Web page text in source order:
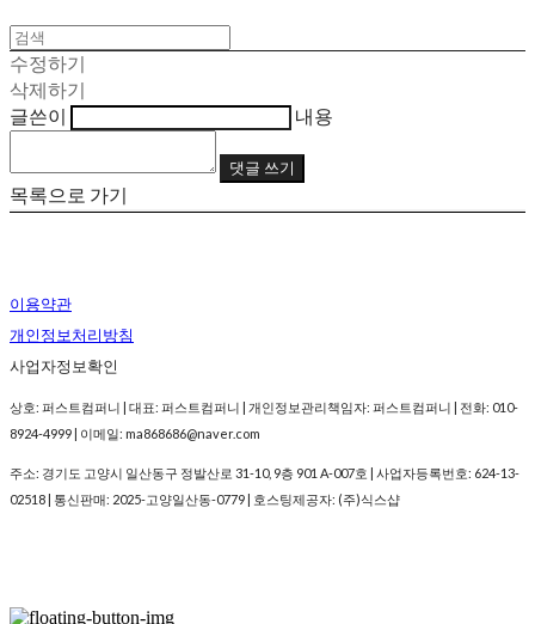
수정하기
삭제하기
글쓴이
내용
댓글 쓰기
목록으로 가기
이용약관
개인정보처리방침
사업자정보확인
상호: 퍼스트컴퍼니 | 대표: 퍼스트컴퍼니 | 개인정보관리책임자: 퍼스트컴퍼니 | 전화: 010-
8924-4999 | 이메일: ma868686@naver.com
주소: 경기도 고양시 일산동구 정발산로 31-10, 9층 901 A-007호 | 사업자등록번호: 624-13-
02518 | 통신판매: 2025-고양일산동-0779 | 호스팅제공자: (주)식스샵